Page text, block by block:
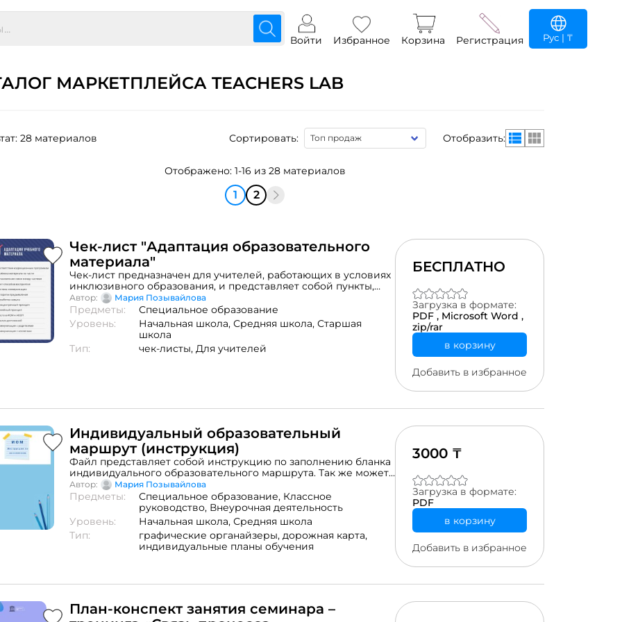
Войти Избранное Корзина Регистрация Рус | ₸
МАРКЕТПЛЕЙСА TEACHERS LAB
28 материалов Сортировать: Отобразить:
Отображено: 1-16 из 28 материалов
1 2
Чек-лист "Адаптация образовательного
материала"
Чек-лист предназначен для учителей, работающих в условиях
инклюзивного образования, и представляет собой пункты,
которые важно продумать и выполнить при адаптации
учебного материала. Чек-лист составлен на основе
материалов сборника "Стратегии командного сотрудничества
в реализации инклюзивной практики образования" (РООИ
"Перспектива", 2012).
Автор: Мария Позывайлова
Предметы:
Специальное образование
Уровень:
Начальная школа, Средняя школа, Старшая
школа
Тип:
чек-листы, Для учителей
БЕСПЛАТНО
Загрузка в формате:
PDF , Microsoft Word ,
zip/rar
в корзину
Добавить в избранное
Индивидуальный образовательный
маршрут (инструкция)
Файл представляет собой инструкцию по заполнению бланка
индивидуального образовательного маршрута. Так же может
быть использован как пошаговый алгоритм в разработке
индивидуального маршрута для ученика с особыми
образовательными потребностями.
Автор: Мария Позывайлова
Предметы: Специальное образование, Классное
руководство, Внеурочная деятельность
Уровень:
Начальная школа, Средняя школа
Тип:
графические органайзеры, дорожная карта,
индивидуальные планы обучения
3000 ₸
Загрузка в формате:
PDF
в корзину
Добавить в избранное
План-конспект занятия семинара –